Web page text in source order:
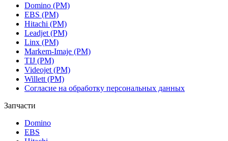
Domino (РМ)
EBS (РМ)
Hitachi (РМ)
Leadjet (РМ)
Linx (РМ)
Markem-Imaje (РМ)
TIJ (РМ)
Videojet (РМ)
Willett (РМ)
Согласие на обработку персональных данных
Запчасти
Domino
EBS